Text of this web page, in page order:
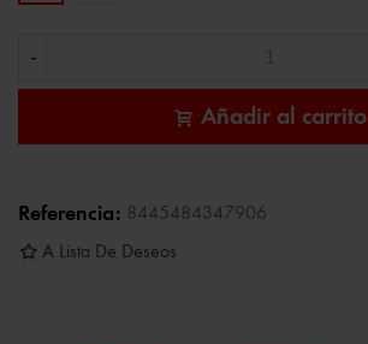
-
Añadir al carrito
Referencia: 8445484347906
A Lista De Deseos